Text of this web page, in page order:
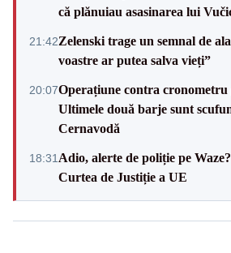
că plănuiau asasinarea lui
21:42Zelenski trage un semnal de
voastre ar putea salva vieți”
20:07Operațiune contra cronometru
Ultimele două barje sunt
Cernavodă
18:31 Adio, alerte de poliție pe
Curtea de Justiție a UE